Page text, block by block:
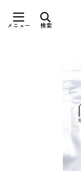
メニュー 検索